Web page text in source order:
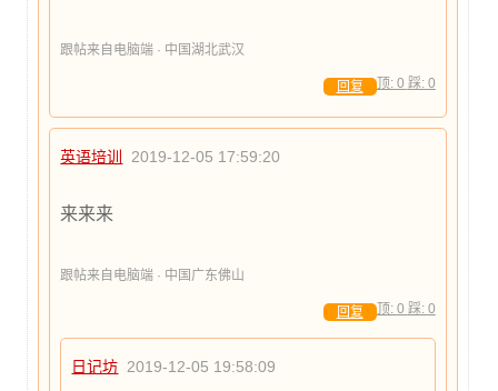
跟帖来自电脑端 · 中国湖北武汉
顶: 0 踩: 0
回复
英语培训 2019-12-05 17:59:20
来来来
跟帖来自电脑端 · 中国广东佛山
顶: 0 踩: 0
回复
日记坊 2019-12-05 19:58:09